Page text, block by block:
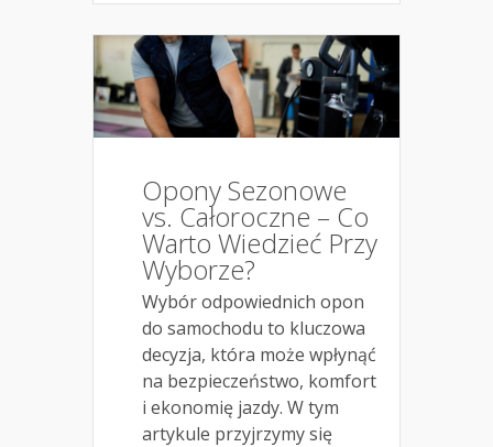
Opony Sezonowe
vs. Całoroczne – Co
Warto Wiedzieć Przy
Wyborze?
Wybór odpowiednich opon
do samochodu to kluczowa
decyzja, która może wpłynąć
na bezpieczeństwo, komfort
i ekonomię jazdy. W tym
artykule przyjrzymy się